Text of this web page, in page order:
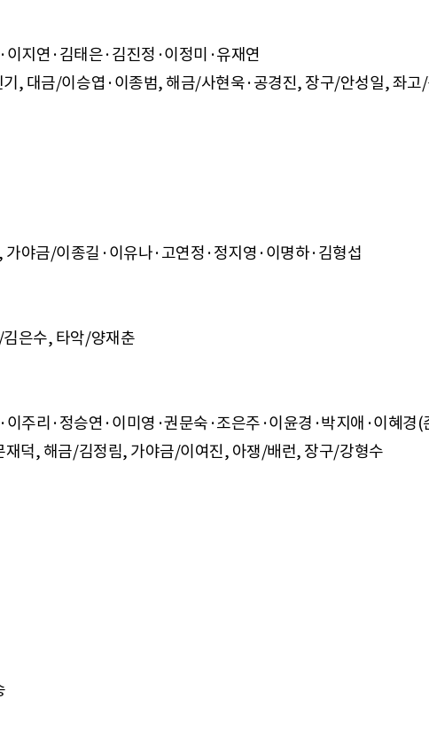
지연·김태은·김진정·이정미·유재연
, 대금/이승엽·이종범, 해금/사현욱·공경진, 장구/안성일, 좌고
야금/이종길·이유나·고연정·정지영·이명하·김형섭
은수, 타악/양재춘
주리·정승연·이미영·권문숙·조은주·이윤경·박지애·이혜경
덕, 해금/김정림, 가야금/이여진, 아쟁/배런, 장구/강형수